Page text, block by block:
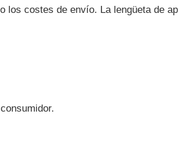
los costes de envío. La lengüeta de